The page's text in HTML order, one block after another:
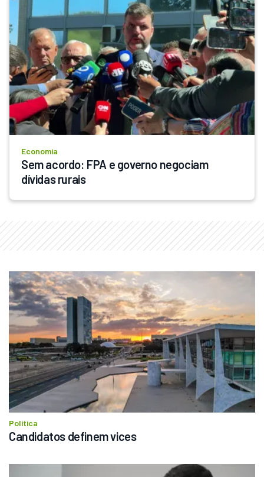
Economia
Sem acordo: FPA e governo negociam
dívidas rurais
Política
Candidatos definem vices